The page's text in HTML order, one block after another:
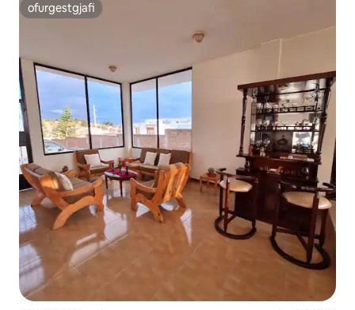
ofurgestgjafi
ofurgestgjafi